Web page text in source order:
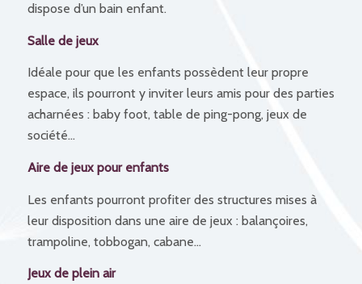
dispose d’un bain enfant.
Salle de jeux
Idéale pour que les enfants possèdent leur propre
espace, ils pourront y inviter leurs amis pour des parties
acharnées : baby foot, table de ping-pong, jeux de
société…
Aire de jeux pour enfants
Les enfants pourront profiter des structures mises à
leur disposition dans une aire de jeux : balançoires,
trampoline, tobbogan, cabane…
Jeux de plein air